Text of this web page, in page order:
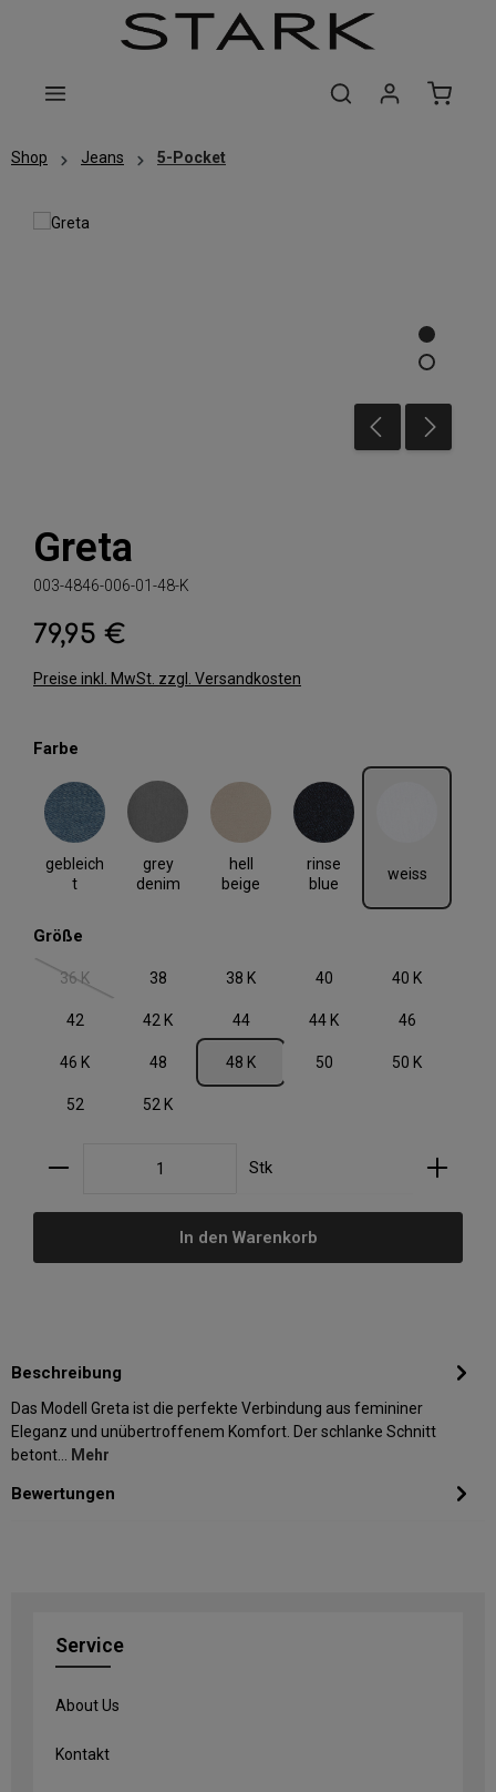
Zum Hauptinhalt springen
Shop Jeans 5-Pocket
Greta
003-4846-006-01-48-K
Regulärer Preis:
79,95 €
Preise inkl. MwSt. zzgl. Versandkosten
Farbe
gebleich
t
gebleicht
grey
denim
grey denim
hell
beige
hell beige
rinse
blue
rinse blue
weiss
Größe
36 K(Diese Option ist zurzeit nicht verfügbar.)
38 38 K 40 40 K
42 42 K 44 44 K 46
46 K 48 48 K 50 50 K
52 52 K
Produkt Anzahl: Gib den gewünschten Wert ein
Stk
In den Warenkorb
Beschreibung
Das Modell Greta ist die perfekte Verbindung aus femininer
Eleganz und unübertroffenem Komfort. Der schlanke Schnitt
betont… Mehr
Bewertungen
Service
About Us
Kontakt